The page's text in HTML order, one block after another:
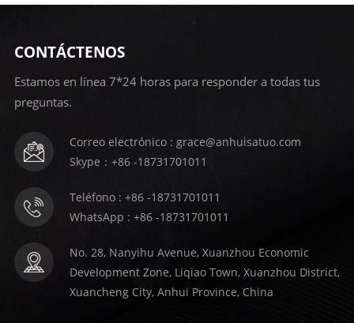
CONTÁCTENOS
Estamos en línea 7*24 horas para responder a todas tus
preguntas.
Correo electrónico : grace@anhuisatuo.com
Skype：+86 -18731701011
Teléfono : +86 -18731701011
WhatsApp : +86 -18731701011
No. 28, Nanyihu Avenue, Xuanzhou Economic
Development Zone, Liqiao Town, Xuanzhou District,
Xuancheng City, Anhui Province, China